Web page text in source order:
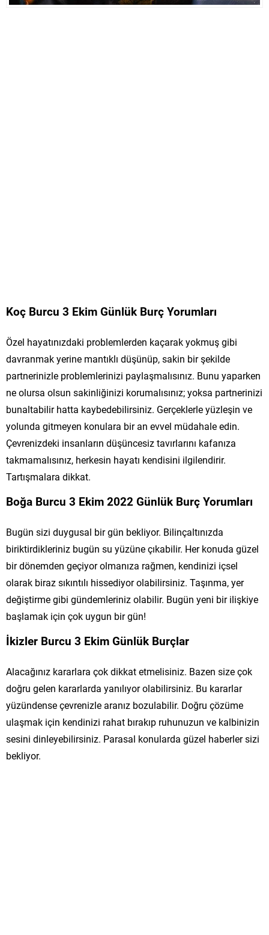
Koç Burcu 3 Ekim Günlük Burç Yorumları
Özel hayatınızdaki problemlerden kaçarak yokmuş gibi
davranmak yerine mantıklı düşünüp, sakin bir şekilde
partnerinizle problemlerinizi paylaşmalısınız. Bunu yaparken
ne olursa olsun sakinliğinizi korumalısınız; yoksa partnerinizi
bunaltabilir hatta kaybedebilirsiniz. Gerçeklerle yüzleşin ve
yolunda gitmeyen konulara bir an evvel müdahale edin.
Çevrenizdeki insanların düşüncesiz tavırlarını kafanıza
takmamalısınız, herkesin hayatı kendisini ilgilendirir.
Tartışmalara dikkat.
Boğa Burcu 3 Ekim 2022 Günlük Burç Yorumları
Bugün sizi duygusal bir gün bekliyor. Bilinçaltınızda
biriktirdikleriniz bugün su yüzüne çıkabilir. Her konuda güzel
bir dönemden geçiyor olmanıza rağmen, kendinizi içsel
olarak biraz sıkıntılı hissediyor olabilirsiniz. Taşınma, yer
değiştirme gibi gündemleriniz olabilir. Bugün yeni bir ilişkiye
başlamak için çok uygun bir gün!
İkizler Burcu 3 Ekim Günlük Burçlar
Alacağınız kararlara çok dikkat etmelisiniz. Bazen size çok
doğru gelen kararlarda yanılıyor olabilirsiniz. Bu kararlar
yüzündense çevrenizle aranız bozulabilir. Doğru çözüme
ulaşmak için kendinizi rahat bırakıp ruhunuzun ve kalbinizin
sesini dinleyebilirsiniz. Parasal konularda güzel haberler sizi
bekliyor.